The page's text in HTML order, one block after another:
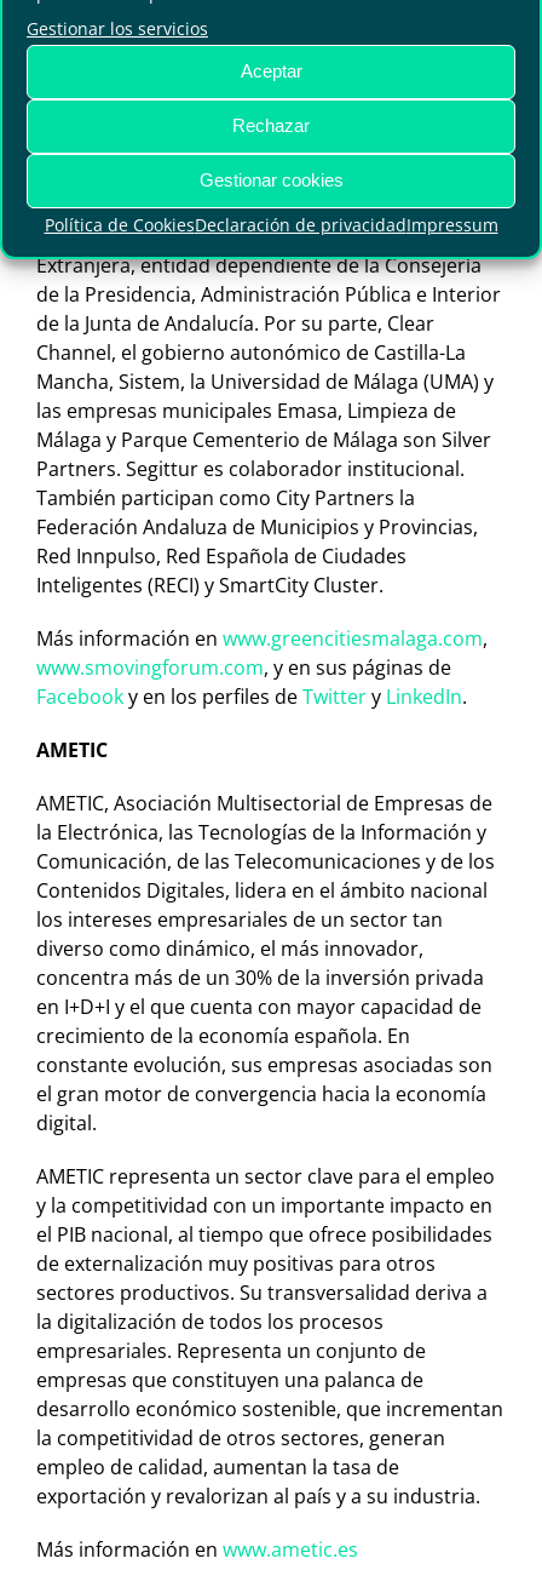
Gestionar los servicios
Aceptar
Rechazar
Gestionar cookies
Política de CookiesDeclaración de privacidadImpressum
Andalucía-. Actúan como Premium Partners la
Consejería de Agricultura, Ganadería, Pesca y
Telefónica Empresas. Además, son Golden
Partners la Consejería de Fomento,
Infraestructuras y Ordenación del Territorio de la
Junta de Andalucía; EIT Urban Mobility; Endesa X, y
Extenda – Andalucía Exportación e Inversión
Extranjera, entidad dependiente de la Consejería
de la Presidencia, Administración Pública e Interior
de la Junta de Andalucía. Por su parte, Clear
Channel, el gobierno autonómico de Castilla-La
Mancha, Sistem, la Universidad de Málaga (UMA) y
las empresas municipales Emasa, Limpieza de
Málaga y Parque Cementerio de Málaga son Silver
Partners. Segittur es colaborador institucional.
También participan como City Partners la
Federación Andaluza de Municipios y Provincias,
Red Innpulso, Red Española de Ciudades
Inteligentes (RECI) y SmartCity Cluster.
Más información en www.greencitiesmalaga.com,
www.smovingforum.com, y en sus páginas de
Facebooky en los perfiles deTwittery LinkedIn.
AMETIC
AMETIC, Asociación Multisectorial de Empresas de
la Electrónica, las Tecnologías de la Información y
Comunicación, de las Telecomunicaciones y de los
Contenidos Digitales, lidera en el ámbito nacional
los intereses empresariales de un sector tan
diverso como dinámico, el más innovador,
concentra más de un 30% de la inversión privada
en I+D+I y el que cuenta con mayor capacidad de
crecimiento de la economía española. En
constante evolución, sus empresas asociadas son
el gran motor de convergencia hacia la economía
digital.
AMETIC representa un sector clave para el empleo
y la competitividad con un importante impacto en
el PIB nacional, al tiempo que ofrece posibilidades
de externalización muy positivas para otros
sectores productivos. Su transversalidad deriva a
la digitalización de todos los procesos
empresariales. Representa un conjunto de
empresas que constituyen una palanca de
desarrollo económico sostenible, que incrementan
la competitividad de otros sectores, generan
empleo de calidad, aumentan la tasa de
exportación y revalorizan al país y a su industria.
Más información en www.ametic.es